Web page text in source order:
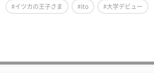
#イツカの王子さま #ito #大学デビュー